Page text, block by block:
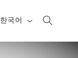
언
한국어